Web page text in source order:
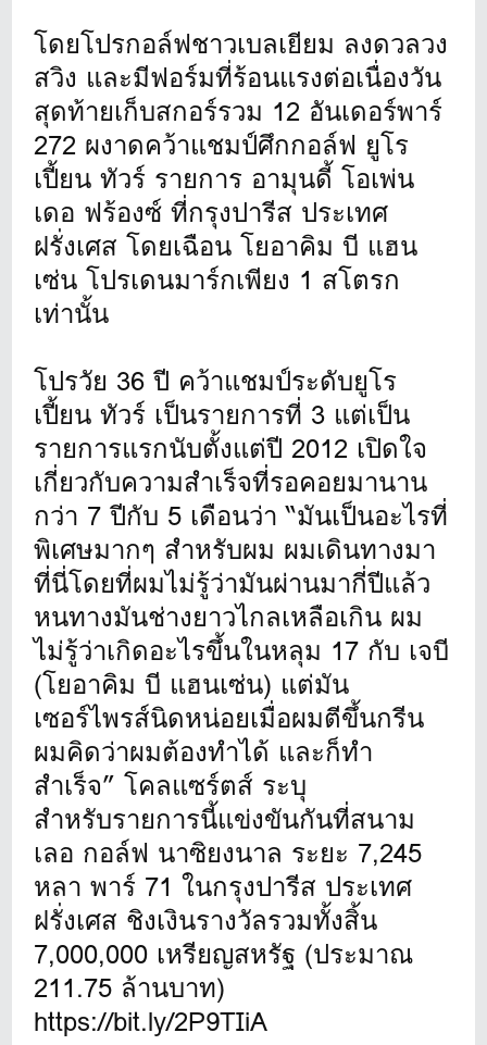
โดยโปรกอล์ฟชาวเบลเยียม ลงดวลวง
สวิง และมีฟอร์มที่ร้อนแรงต่อเนื่องวัน
สุดท้ายเก็บสกอร์รวม 12 อันเดอร์พาร์
272 ผงาดคว้าแชมป์ศึกกอล์ฟ ยูโร
เปี้ยน ทัวร์ รายการ อามุนดี้ โอเพ่น
เดอ ฟร้องซ์ ที่กรุงปารีส ประเทศ
ฝรั่งเศส โดยเฉือน โยอาคิม บี แฮน
เซ่น โปรเดนมาร์กเพียง 1 สโตรก
เท่านั้น
โปรวัย 36 ปี คว้าแชมป์ระดับยูโร
เปี้ยน ทัวร์ เป็นรายการที่ 3 แต่เป็น
รายการแรกนับตั้งแต่ปี 2012 เปิดใจ
เกี่ยวกับความสำเร็จที่รอคอยมานาน
กว่า 7 ปีกับ 5 เดือนว่า “มันเป็นอะไรที่
พิเศษมากๆ สำหรับผม ผมเดินทางมา
ที่นี่โดยที่ผมไม่รู้ว่ามันผ่านมากี่ปีแล้ว
หนทางมันช่างยาวไกลเหลือเกิน ผม
ไม่รู้ว่าเกิดอะไรขึ้นในหลุม 17 กับ เจบี
(โยอาคิม บี แฮนเซ่น) แต่มัน
เซอร์ไพรส์นิดหน่อยเมื่อผมตีขึ้นกรีน
ผมคิดว่าผมต้องทำได้ และก็ทำ
สำเร็จ” โคลแซร์ตส์ ระบุ
สำหรับรายการนี้แข่งขันกันที่สนาม
เลอ กอล์ฟ นาซิยงนาล ระยะ 7,245
หลา พาร์ 71 ในกรุงปารีส ประเทศ
ฝรั่งเศส ชิงเงินรางวัลรวมทั้งสิ้น
7,000,000 เหรียญสหรัฐ (ประมาณ
211.75 ล้านบาท)
https://bit.ly/2P9TIiA